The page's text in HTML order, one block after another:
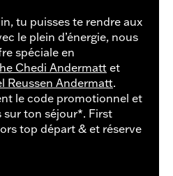
tu puisses te rendre aux
le plein d’énergie, nous
spéciale en
Chedi Andermatt et
Reussen Andermatt.
le code promotionnel et
sur ton séjour*. First
top départ & et réserve